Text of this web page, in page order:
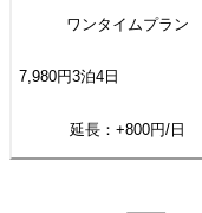
ワンタイムプラン
7,980円3泊4 日
延長：+800円/日